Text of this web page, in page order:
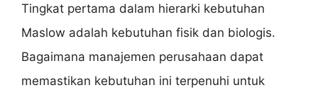
Tingkat pertama dalam hierarki kebutuhan
Maslow adalah kebutuhan fisik dan biologis.
Bagaimana manajemen perusahaan dapat
memastikan kebutuhan ini terpenuhi untuk